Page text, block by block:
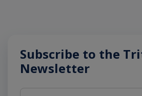
Subscribe to the
Newsletter